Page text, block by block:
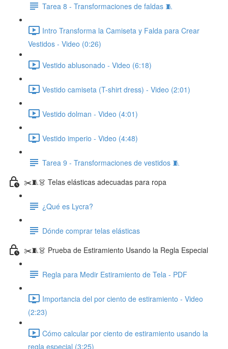
Tarea 8 - Transformaciones de faldas 🧵
Intro Transforma la Camiseta y Falda para Crear
Vestidos - Video (0:26)
Vestido ablusonado - Video (6:18)
Vestido camiseta (T-shirt dress) - Video (2:01)
Vestido dolman - Video (4:01)
Vestido imperio - Video (4:48)
Tarea 9 - Transformaciones de vestidos 🧵
✂️🧵👗 Telas elásticas adecuadas para ropa
¿Qué es Lycra?
Dónde comprar telas elásticas
✂️🧵👗 Prueba de Estiramiento Usando la Regla Especial
Regla para Medir Estiramiento de Tela - PDF
Importancia del por ciento de estiramiento - Video
(2:23)
Cómo calcular por ciento de estiramiento usando la
regla especial (3:25)